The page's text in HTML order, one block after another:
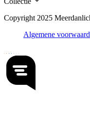
Copyright 2025
Algemene